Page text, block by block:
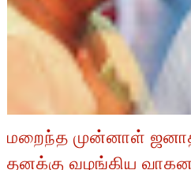
மறைந்த முன்னாள்
தனக்கு வழங்கிய